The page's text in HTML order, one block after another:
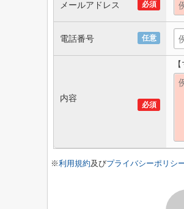
必須
メールアドレス
任意
電話番号
必須
内容
※利用規約及びプライバシーポリシ